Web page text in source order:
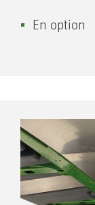
En option